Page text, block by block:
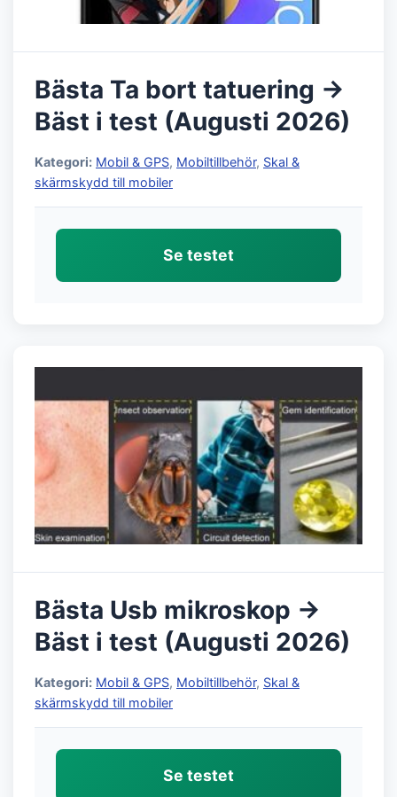
Bästa Ta bort tatuering →
Bäst i test (Augusti 2026)
Kategori: Mobil & GPS, Mobiltillbehör, Skal &
skärmskydd till mobiler
Se testet
Bästa Usb mikroskop →
Bäst i test (Augusti 2026)
Kategori: Mobil & GPS, Mobiltillbehör, Skal &
skärmskydd till mobiler
Se testet